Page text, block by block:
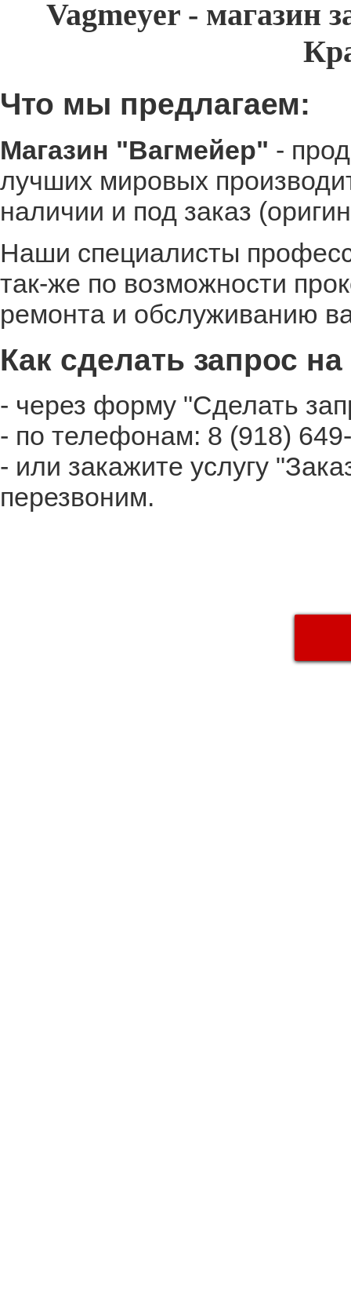
Vagmeyer - магазин
Что мы предлагаем:
Магазин "Вагмейер" -
лучших мировых
наличии и под заказ
Наши специалисты
так-же по возможности
ремонта и обслуживанию
Как сделать запрос на
- через форму "Сделать
- по телефонам: 8 (918)
- или закажите услугу
перезвоним.